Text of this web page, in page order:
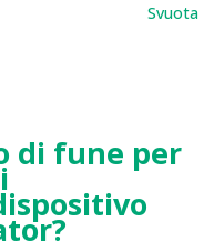
Svuota
di fune per